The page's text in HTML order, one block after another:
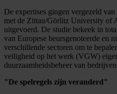
De expertises gingen vergezeld
met de Zittau/Görlitz University of
uitgevoerd. De studie bekeek in
van Europese beursgenoteerde en
verschillende sectoren om te
veiligheid op het werk (VGW)
duurzaamheidsbeheer van
"De spelregels zijn veranderd"